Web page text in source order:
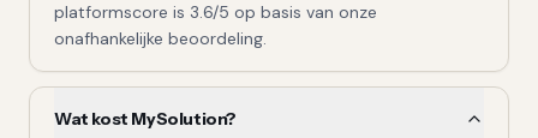
platformscore is 3.6/5 op basis van onze
onafhankelijke beoordeling.
Wat kost MySolution?